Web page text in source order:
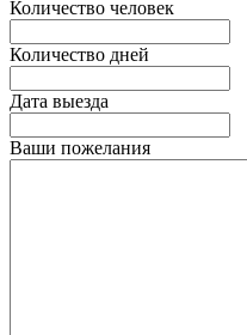
Количество человек
Количество дней
Дата выезда
Ваши пожелания